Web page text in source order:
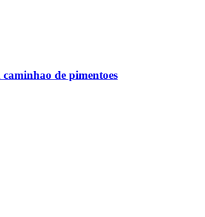
de pimentoes